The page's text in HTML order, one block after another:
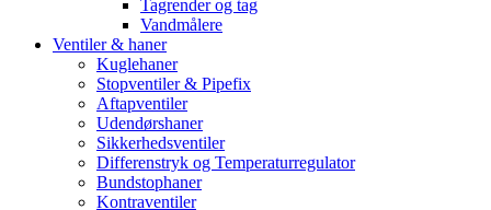
Tagrender og tag
Vandmålere
Ventiler & haner
Kuglehaner
Stopventiler & Pipefix
Aftapventiler
Udendørshaner
Sikkerhedsventiler
Differenstryk og Temperaturregulator
Bundstophaner
Kontraventiler